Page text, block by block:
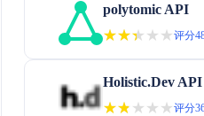
polytomic API
★★★★★
★★★★★评分
Holistic.Dev API
★★★★★
★★★★★评分